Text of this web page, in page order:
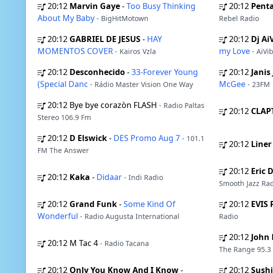
20:12 Marvin Gaye-Too Busy Thinking
About My Baby - BigHitMotown
20:12
Rebel Radio
20:12 GABRIEL DE JESUS- HAY
MOMENTOS COVER - Kairos Vzla
20:12 Dj
my Love -
20:12 Desconhecido-33-Forever Young
(Special Danc - Rádio Master Vision One Way
20:12
McGee - 23FM
20:12 Bye bye corazòn FLASH - Radio Paltas
Stereo 106.9 Fm
20:12
20:12 D Elswick- DES Promo Aug 7 - 101.1
FM The Answer
20:12 Liner
20:12 Kaka - Didaar - Indi Radio
20:12 Eric
Smooth Jazz
20:12 Grand Funk-Some Kind Of
Wonderful - Radio Augusta International
20:12 EVIS
Radio
20:12 M Tac 4 - Radio Tacana
20:12
The Range 95.3
20:12 Only You Know And I Know- 20:12